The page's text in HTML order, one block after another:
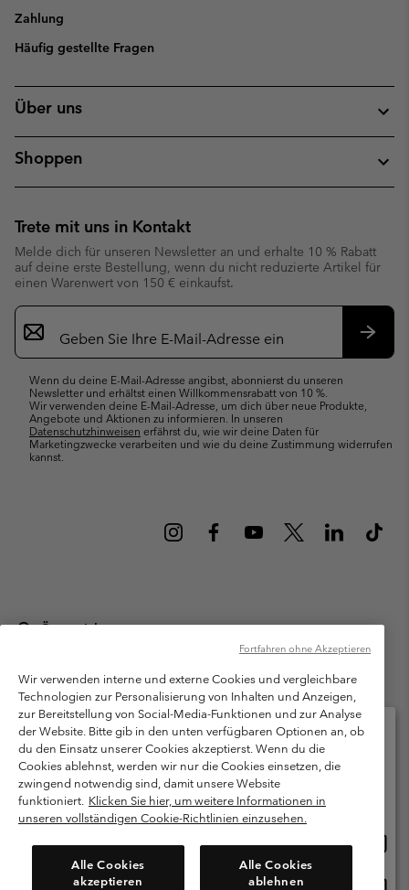
Zahlung
Häufig gestellte Fragen
Über uns
Shoppen
Trete mit uns in Kontakt
Melde dich für unseren Newsletter an und erhalte 10 % Rabatt
auf deine erste Bestellung, wenn du nicht reduzierte Artikel für
einen Warenwert von 150 € einkaufst.
Newsletter-
Anmeldung
Wenn du deine E-Mail-Adresse angibst, abonnierst du unseren
Newsletter und erhältst einen Willkommensrabatt von 10 %.
Wir verwenden deine E-Mail-Adresse, um dich über neue Produkte,
Angebote und Aktionen zu informieren. In unseren
Datenschutzhinweisen erfährst du, wie wir deine Daten für
Marketingzwecke verarbeiten und wie du deine Zustimmung widerrufen
kannst.
Österreich
Columbia Sportswear Austria GmbH. Moosfeldstraße 1, 5101
Bergheim, Salzburg Österreich. Alle Rechte vorbehalten.
Nutzungsbedingungen
Allgemeine Verkaufsbedingungen
Garantie
Datenschutzerklärung
Bestimmungen und Bedingungen des Mitglieder Programms
Nutzungsbedingungen Für Nutzergenerierte Inhalte
Cookies
Kundenservice: Mo- Fr. 9:00 - 13:00 & 14:00- 18:00 Uhr
(+)43720880525
Wir verwenden interne und externe Cookies und vergleichbare
Technologien zur Personalisierung von Inhalten und Anzeigen,
zur Bereitstellung von Social-Media-Funktionen und zur Analyse
der Website. Bitte gib in den unten verfügbaren Optionen an, ob
du den Einsatz unserer Cookies akzeptierst. Wenn du die
Cookies ablehnst, werden wir nur die Cookies einsetzen, die
zwingend notwendig sind, damit unsere Website
funktioniert. Klicken Sie hier, um weitere Informationen in
unseren vollständigen Cookie-Richtlinien einzusehen.
Alle Cookies
akzeptieren
Alle Cookies
ablehnen
Fortfahren ohne Akzeptieren
Bitte wählen Sie Ihr Lieferland und Ihre Sprache
Online-Einkauf verfügbar
Österreich